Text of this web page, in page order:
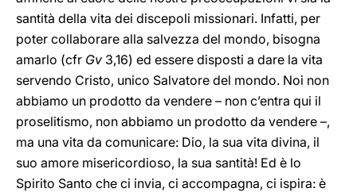
santità della vita dei discepoli missionari. Infatti, per
poter collaborare alla salvezza del mondo, bisogna
amarlo (cfr Gv 3,16) ed essere disposti a dare la vita
servendo Cristo, unico Salvatore del mondo. Noi non
abbiamo un prodotto da vendere – non c’entra qui il
proselitismo, non abbiamo un prodotto da vendere –,
ma una vita da comunicare: Dio, la sua vita divina, il
suo amore misericordioso, la sua santità! Ed è lo
Spirito Santo che ci invia, ci accompagna, ci ispira: è